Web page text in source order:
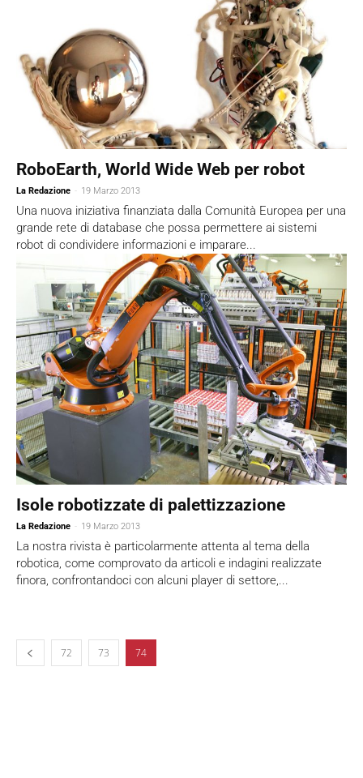
RoboEarth, World Wide Web per robot
La Redazione - 19 Marzo 2013
Una nuova iniziativa finanziata dalla Comunità Europea per una
grande rete di database che possa permettere ai sistemi
robot di condividere informazioni e imparare...
Isole robotizzate di palettizzazione
La Redazione - 19 Marzo 2013
La nostra rivista è particolarmente attenta al tema della
robotica, come comprovato da articoli e indagini realizzate
finora, confrontandoci con alcuni player di settore,...
72 73 74